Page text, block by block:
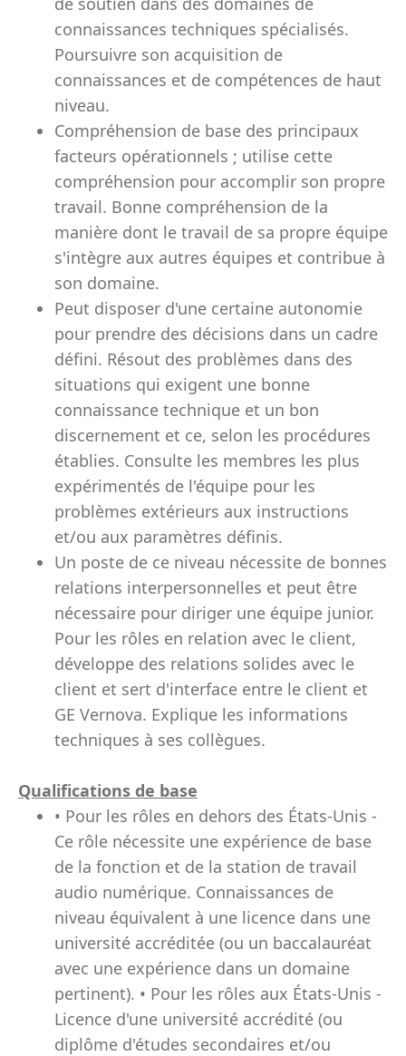
connaissances techniques spécialisés.
Poursuivre son acquisition de
connaissances et de compétences de haut
niveau.
Compréhension de base des principaux
facteurs opérationnels ; utilise cette
compréhension pour accomplir son propre
travail. Bonne compréhension de la
manière dont le travail de sa propre équipe
s'intègre aux autres équipes et contribue à
son domaine.
Peut disposer d'une certaine autonomie
pour prendre des décisions dans un cadre
défini. Résout des problèmes dans des
situations qui exigent une bonne
connaissance technique et un bon
discernement et ce, selon les procédures
établies. Consulte les membres les plus
expérimentés de l'équipe pour les
problèmes extérieurs aux instructions
et/ou aux paramètres définis.
Un poste de ce niveau nécessite de bonnes
relations interpersonnelles et peut être
nécessaire pour diriger une équipe junior.
Pour les rôles en relation avec le client,
développe des relations solides avec le
client et sert d'interface entre le client et
GE Vernova. Explique les informations
techniques à ses collègues.
Qualifications de base
• Pour les rôles en dehors des États-Unis -
Ce rôle nécessite une expérience de base
de la fonction et de la station de travail
audio numérique. Connaissances de
niveau équivalent à une licence dans une
université accréditée (ou un baccalauréat
avec une expérience dans un domaine
pertinent). • Pour les rôles aux États-Unis -
Licence d'une université accrédité (ou
diplôme d'études secondaires et/ou